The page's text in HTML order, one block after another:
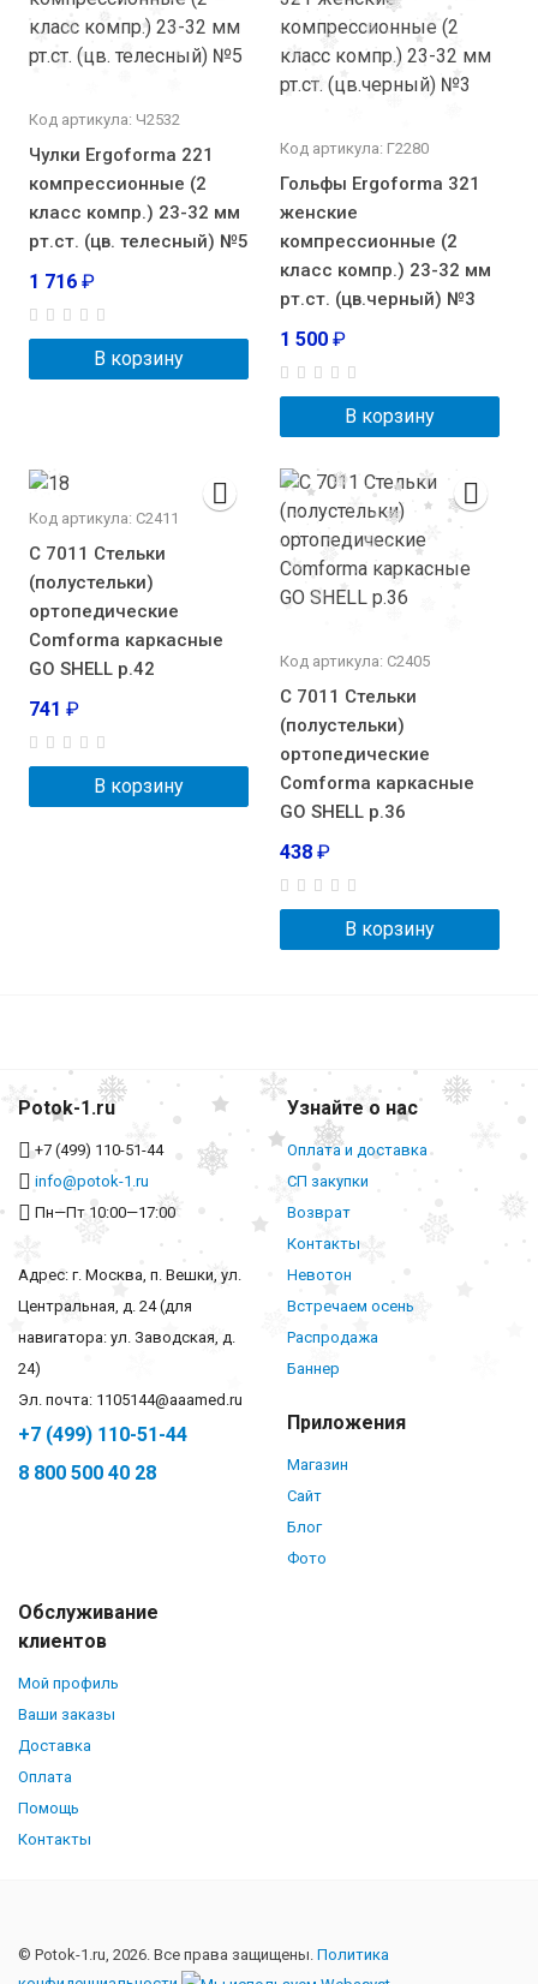
Код артикула: Ч2532
Чулки Ergoforma 221
компрессионные (2
класс компр.) 23-32 мм
рт.ст. (цв. телесный) №5
1 716 ₽
В корзину
Код артикула: Г2280
Гольфы Ergoforma 321
женские
компрессионные (2
класс компр.) 23-32 мм
рт.ст. (цв.черный) №3
1 500 ₽
В корзину
Код артикула: С2411
С 7011 Стельки
(полустельки)
ортопедические
Comforma каркасные
GO SHELL р.42
741 ₽
В корзину
Код артикула: С2405
С 7011 Стельки
(полустельки)
ортопедические
Comforma каркасные
GO SHELL р.36
438 ₽
В корзину
Potok-1.ru
+7 (499) 110-51-44
info@potok-1.ru
Пн—Пт 10:00—17:00
Адрес: г. Москва, п. Вешки, ул.
Центральная, д. 24 (для
навигатора: ул. Заводская, д.
24)
Эл. почта: 1105144@aaamed.ru
+7 (499) 110-51-44
8 800 500 40 28
Узнайте о нас
Оплата и доставка
СП закупки
Возврат
Контакты
Невотон
Встречаем осень
Распродажа
Баннер
Приложения
Магазин
Сайт
Блог
Фото
Обслуживание
клиентов
Мой профиль
Ваши заказы
Доставка
Оплата
Помощь
Контакты
© Potok-1.ru, 2026. Все права защищены. Политика